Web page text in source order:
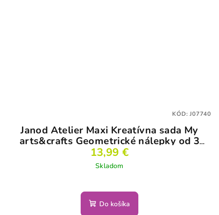
Janod Atelier Maxi Kreatívna sada My
arts&crafts Geometrické nálepky od 3
rokov
13,99 €
Skladom
Do košíka
KÓD:J07740